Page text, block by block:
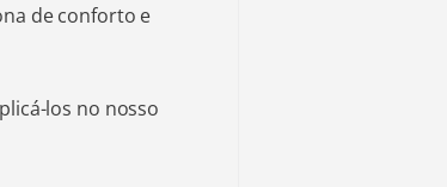
de conforto e
los no nosso